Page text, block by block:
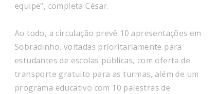
equipe”, completa César.
Ao todo, a circulação prevê 10 apresentações em
Sobradinho, voltadas prioritariamente para
estudantes de escolas públicas, com oferta de
transporte gratuito para as turmas, além de um
programa educativo com 10 palestras de